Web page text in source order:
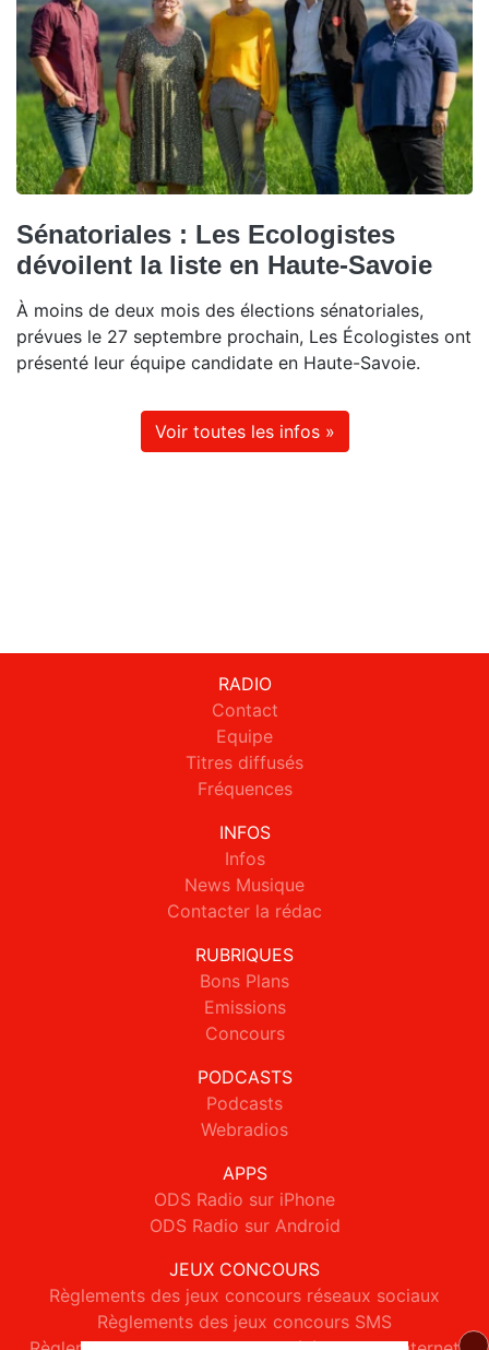
Sénatoriales : Les Ecologistes
dévoilent la liste en Haute-Savoie
À moins de deux mois des élections sénatoriales,
prévues le 27 septembre prochain, Les Écologistes ont
présenté leur équipe candidate en Haute-Savoie.
Voir toutes les infos »
RADIO
Contact
Equipe
Titres diffusés
Fréquences
INFOS
Infos
News Musique
Contacter la rédac
RUBRIQUES
Bons Plans
Emissions
Concours
PODCASTS
Podcasts
Webradios
APPS
ODS Radio sur iPhone
ODS Radio sur Android
JEUX CONCOURS
Règlements des jeux concours réseaux sociaux
Règlements des jeux concours SMS